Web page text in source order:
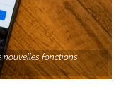
nouvelles fonctions